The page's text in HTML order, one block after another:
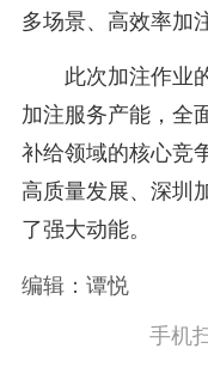
多场景、高效率加
此次加注作业
加注服务产能，全
补给领域的核心竞
高质量发展、深圳
了强大动能。
编辑：谭悦
手机